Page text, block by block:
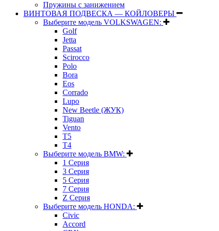
Пружины с занижением
ВИНТОВАЯ ПОДВЕСКА — КОЙЛОВЕРЫ
Выберите модель VOLKSWAGEN:
Golf
Jetta
Passat
Scirocco
Polo
Bora
Eos
Corrado
Lupo
New Beetle (ЖУК)
Tiguan
Vento
T5
T4
Выберите модель BMW:
1 Серия
3 Серия
5 Серия
7 Серия
Z Серия
Выберите модель HONDA:
Civic
Accord